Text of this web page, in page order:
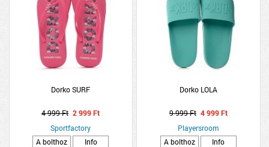
Dorko SURF
4 999 Ft 2 999 Ft
Sportfactory
A bolthoz
Info
Dorko LOLA
9 999 Ft 4 999 Ft
Playersroom
A bolthoz
Info